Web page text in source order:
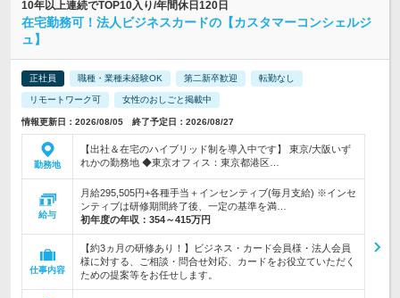
10年以上連続でTOP10入り/年間休日120日
在宅勤務可！法人ビジネスカードの【カスタマーコンシェルジ
ュ】
正社員 職種・業種未経験OK 第二新卒歓迎 転勤なし
リモートワーク可 女性のおしごと掲載中
情報更新日：2026/08/05 終了予定日：2026/08/27
勤務地
【出社＆在宅のハイブリッド制を導入中です】 東京/大阪いず
れかの勤務地 ◆東京オフィス：東京都港区…
給与
月給295,505円+各種手当＋インセンティブ(毎月支給) ※インセ
ンティブは研修期間終了後、一定の基準を満…
初年度の年収： 354～415万円
仕事内容
【約3ヵ月の研修あり！】ビジネス・カード会員様・法人会員
様に対する、ご相談・問合せ対応、カードをお役立ていただく
ための提案等をお任せします。